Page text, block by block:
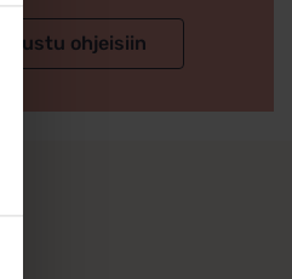
Tutustu ohjeisiin